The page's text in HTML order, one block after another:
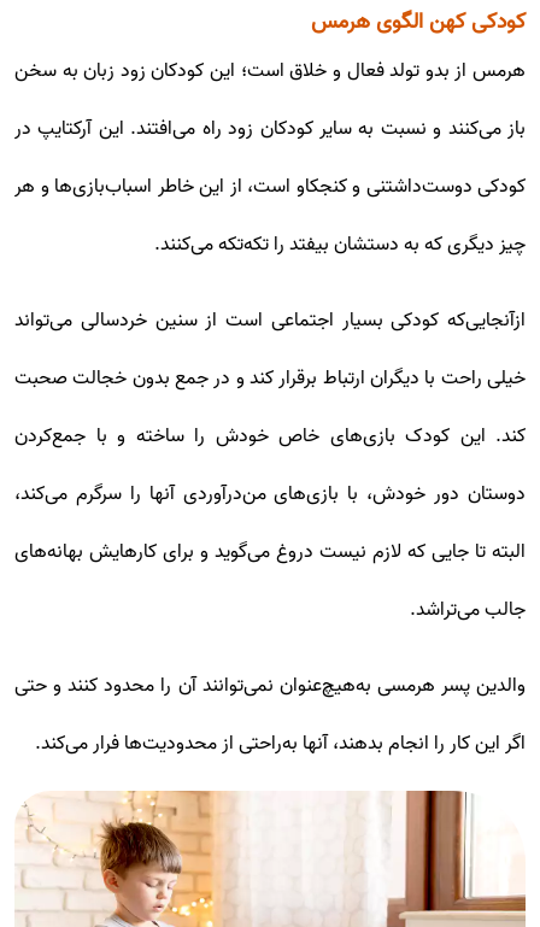
کودکی کهن الگوی هرمس
هرمس از بدو تولد فعال و خلاق است؛ این کودکان زود زبان به سخن
باز می‌کنند و نسبت به سایر کودکان زود راه می‌افتند. این آرکتایپ در
کودکی دوست‌داشتنی و کنجکاو است، از این خاطر اسباب‌بازی‌ها و هر
چیز دیگری که به دستشان بیفتد را تکه‌تکه می‌کنند.
ازآنجایی‌که کودکی بسیار اجتماعی است از سنین خردسالی می‌تواند
خیلی راحت با دیگران ارتباط برقرار کند و در جمع بدون خجالت صحبت
کند. این کودک بازی‌های خاص خودش را ساخته و با جمع‌کردن
دوستان دور خودش، با بازی‌های من‌درآوردی آنها را سرگرم می‌کند،
البته تا جایی که لازم نیست دروغ می‌گوید و برای کارهایش بهانه‌های
جالب می‌تراشد.
والدین پسر هرمسی به‌هیچ‌عنوان نمی‌توانند آن را محدود کنند و حتی
اگر این کار را انجام بدهند، آنها به‌راحتی از محدودیت‌ها فرار می‌کند.